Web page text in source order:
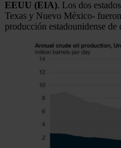
EEUU (EIA). Los dos
Texas y Nuevo México-
producción estadounidense de